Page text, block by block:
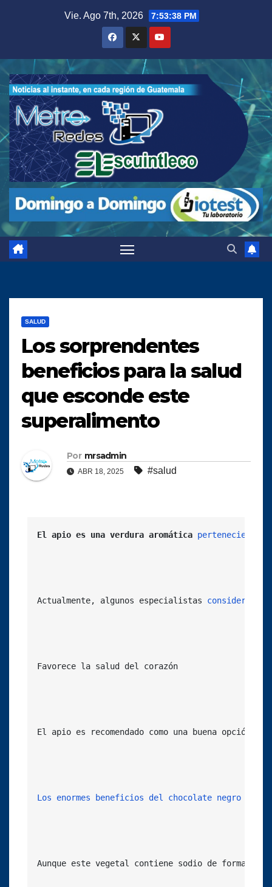
Vie. Ago 7th, 2026 7:53:39 PM
SALUD
Los sorprendentes
beneficios para la salud
que esconde este
superalimento
Por mrsadmin
ABR 18, 2025 #salud
El apio es una verdura aromática perteneciente
Actualmente, algunos especialistas consideran
Favorece la salud del corazón
El apio es recomendado como una buena opción
Los enormes beneficios del chocolate negro para
Aunque este vegetal contiene sodio de forma